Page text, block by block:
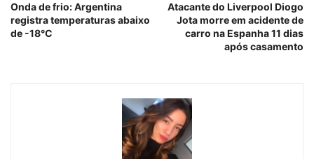
Onda de frio: Argentina
registra temperaturas abaixo
de -18°C
Atacante do Liverpool Diogo
Jota morre em acidente de
carro na Espanha 11 dias
após casamento